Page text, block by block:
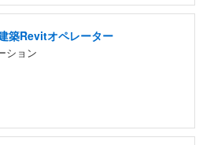
築Revitオペレーター
ション